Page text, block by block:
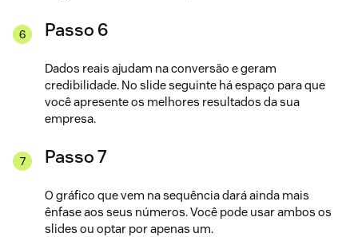
Passo 6
Dados reais ajudam na conversão e geram
credibilidade. No slide seguinte há espaço para que
você apresente os melhores resultados da sua
empresa.
Passo 7
O gráfico que vem na sequência dará ainda mais
ênfase aos seus números. Você pode usar ambos os
slides ou optar por apenas um.